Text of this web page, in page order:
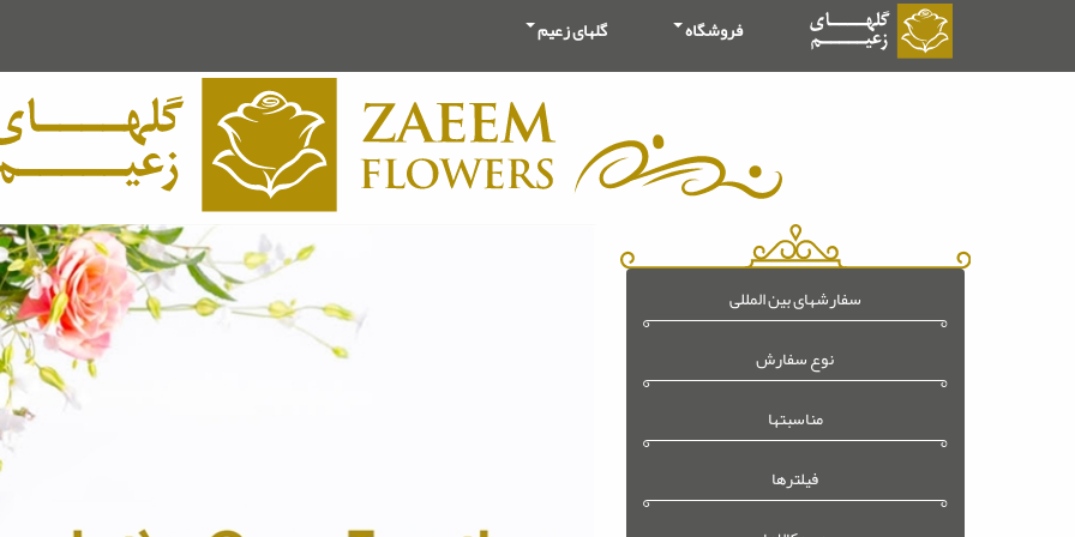
فروشگاه گلهای زعیم
سفارشهای بین المللی
نوع سفارش
مناسبتها
فیلترها